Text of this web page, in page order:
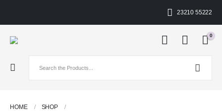
23210 55222
0
HOME
SHOP